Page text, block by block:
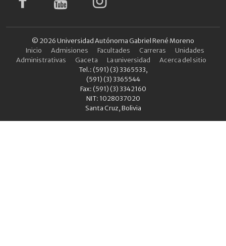
© 2026 Universidad Autónoma Gabriel René Moreno
Inicio
Admisiones Facultades Carreras
Unidades
Administrativas
Gaceta La universidad
Acerca del sitio
Tel.: (591) (3) 3365533,
(591) (3) 3365544
Fax: (591) (3) 3342160
NIT: 1028037020
Santa Cruz, Bolivia